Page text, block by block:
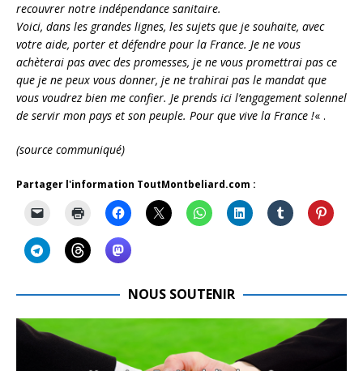
recouvrer notre indépendance sanitaire.
Voici, dans les grandes lignes, les sujets que je souhaite, avec
votre aide, porter et défendre pour la France. Je ne vous
achèterai pas avec des promesses, je ne vous promettrai pas ce
que je ne peux vous donner, je ne trahirai pas le mandat que
vous voudrez bien me confier. Je prends ici l’engagement solennel
de servir mon pays et son peuple. Pour que vive la France !« .
(source communiqué)
Partager l'information ToutMontbeliard.com :
NOUS SOUTENIR